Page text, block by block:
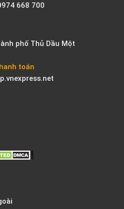
668 700
phố Thủ Dầu Một
toán